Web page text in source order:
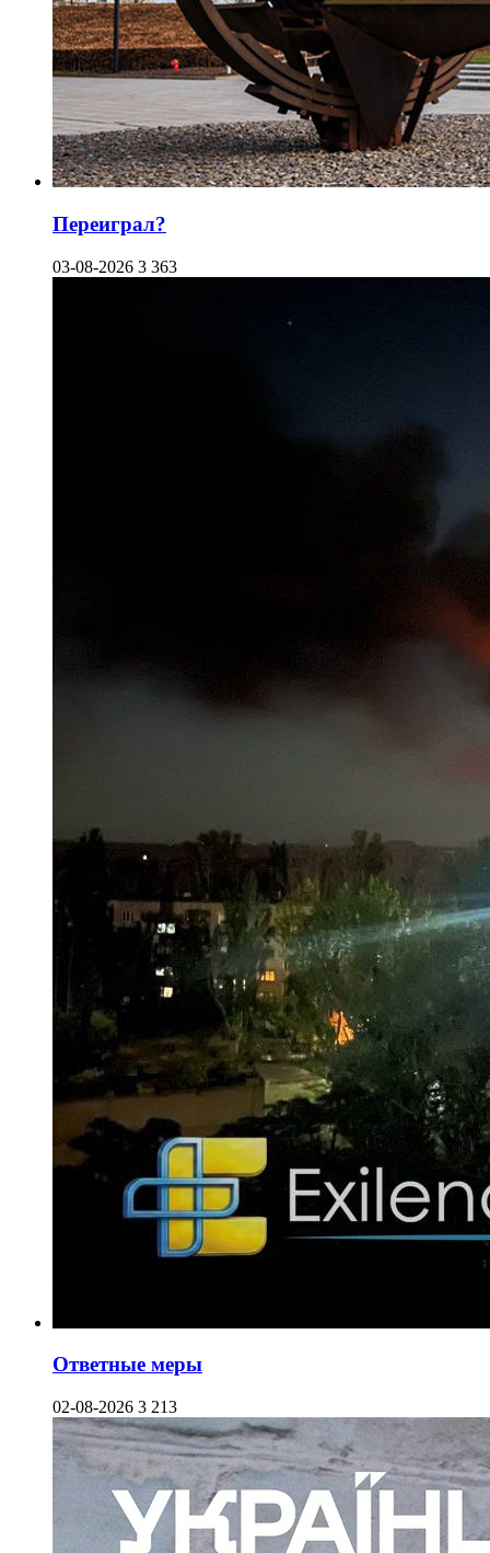
Переиграл?
03-08-2026 3 363
Ответные меры
02-08-2026 3 213